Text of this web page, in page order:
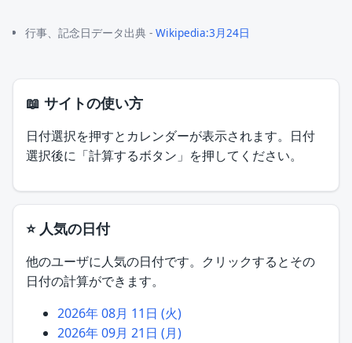
行事、記念日データ出典 -Wikipedia:3月24日
📖 サイトの使い方
日付選択を押すとカレンダーが表示されます。日付
選択後に「計算するボタン」を押してください。
⭐ 人気の日付
他のユーザに人気の日付です。クリックするとその
日付の計算ができます。
2026年 08月 11日 (火)
2026年 09月 21日 (月)